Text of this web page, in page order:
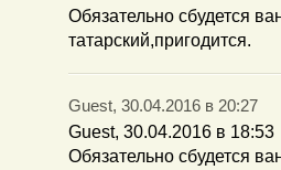
Обязательно сбудется
татарский,пригодится.
Guest, 30.04.2016 в 20:27
Guest, 30.04.2016 в 18:53
Обязательно сбудется